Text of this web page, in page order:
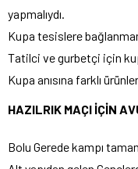
yapmalıydı.
Kupa tesislere
Tatilci ve gurbetçi için
Kupa anısına farklı
HAZILRIK MAÇI İÇİN
Bolu Gerede kampı